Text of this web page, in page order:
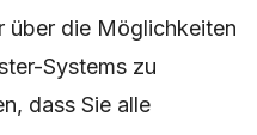
über die Möglichkeiten
Systems zu
dass Sie alle